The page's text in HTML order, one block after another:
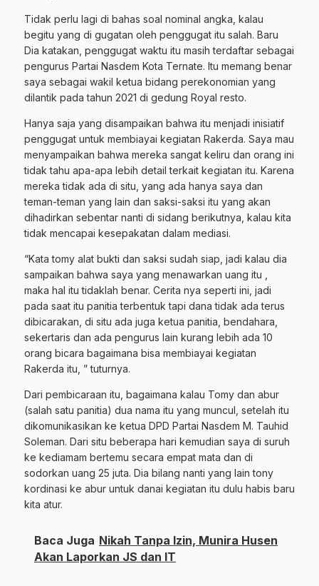
Tidak perlu lagi di bahas soal nominal angka, kalau
begitu yang di gugatan oleh penggugat itu salah. Baru
Dia katakan, penggugat waktu itu masih terdaftar sebagai
pengurus Partai Nasdem Kota Ternate. Itu memang benar
saya sebagai wakil ketua bidang perekonomian yang
dilantik pada tahun 2021 di gedung Royal resto.
Hanya saja yang disampaikan bahwa itu menjadi inisiatif
penggugat untuk membiayai kegiatan Rakerda. Saya mau
menyampaikan bahwa mereka sangat keliru dan orang ini
tidak tahu apa-apa lebih detail terkait kegiatan itu. Karena
mereka tidak ada di situ, yang ada hanya saya dan
teman-teman yang lain dan saksi-saksi itu yang akan
dihadirkan sebentar nanti di sidang berikutnya, kalau kita
tidak mencapai kesepakatan dalam mediasi.
“Kata tomy alat bukti dan saksi sudah siap, jadi kalau dia
sampaikan bahwa saya yang menawarkan uang itu ,
maka hal itu tidaklah benar. Cerita nya seperti ini, jadi
pada saat itu panitia terbentuk tapi dana tidak ada terus
dibicarakan, di situ ada juga ketua panitia, bendahara,
sekertaris dan ada pengurus lain kurang lebih ada 10
orang bicara bagaimana bisa membiayai kegiatan
Rakerda itu, ” tuturnya.
Dari pembicaraan itu, bagaimana kalau Tomy dan abur
(salah satu panitia) dua nama itu yang muncul, setelah itu
dikomunikasikan ke ketua DPD Partai Nasdem M. Tauhid
Soleman. Dari situ beberapa hari kemudian saya di suruh
ke kediamam bertemu secara empat mata dan di
sodorkan uang 25 juta. Dia bilang nanti yang lain tony
kordinasi ke abur untuk danai kegiatan itu dulu habis baru
kita atur.
Baca Juga Nikah Tanpa Izin, Munira Husen
Akan Laporkan JS dan IT